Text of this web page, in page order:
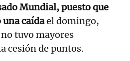
Mundial, puesto que
caídael domingo,
tuvo mayores
cesión de puntos.